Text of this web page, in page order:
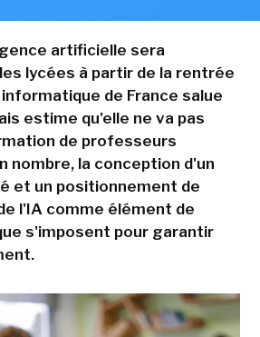
artificielle sera
lycées à partir de la rentrée
de France salue
estime qu'elle ne va pas
de professeurs
nombre, la conception d'un
et un positionnement de
l'IA comme élément de
s'imposent pour garantir